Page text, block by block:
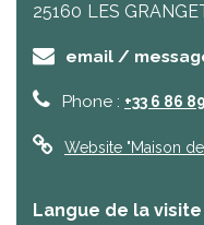
25160 LES
email /
Phone : +33 6 86
Website "Maison
Langue de la visite